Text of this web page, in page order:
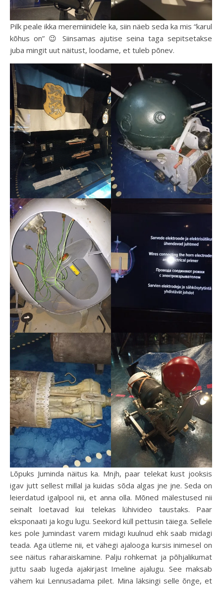
Pilk peale ikka meremiinidele ka, siin näeb seda ka mis “karul
kõhus on” 😉 Siinsamas ajutise seina taga sepitsetakse
juba mingit uut näitust, loodame, et tuleb põnev.
Lõpuks Juminda näitus ka. Mnjh, paar telekat kust jooksis
igav jutt sellest millal ja kuidas sõda algas jne jne. Seda on
leierdatud igalpool nii, et anna olla. Mõned mälestused nii
seinalt loetavad kui telekas lühivideo taustaks. Paar
eksponaati ja kogu lugu. Seekord küll pettusin täiega. Sellele
kes pole Jumindast varem midagi kuulnud ehk saab midagi
teada. Aga ütleme nii, et vähegi ajalooga kursis inimesel on
see näitus raharaiskamine. Palju rohkemat ja põhjalikumat
juttu saab lugeda ajakirjast Imeline ajalugu. See maksab
vähem kui Lennusadama pilet. Mina läksingi selle õnge, et